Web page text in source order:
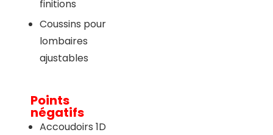
finitions
Coussins pour
lombaires
ajustables
Points
négatifs
Accoudoirs 1D